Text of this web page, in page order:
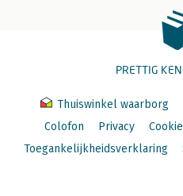
PRETTIG
Thuiswinkel waarborg
Colofon
Privacy
Toegankelijkheidsverklaring